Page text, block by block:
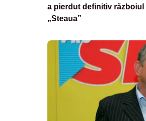
a pierdut definitiv
„Steaua”